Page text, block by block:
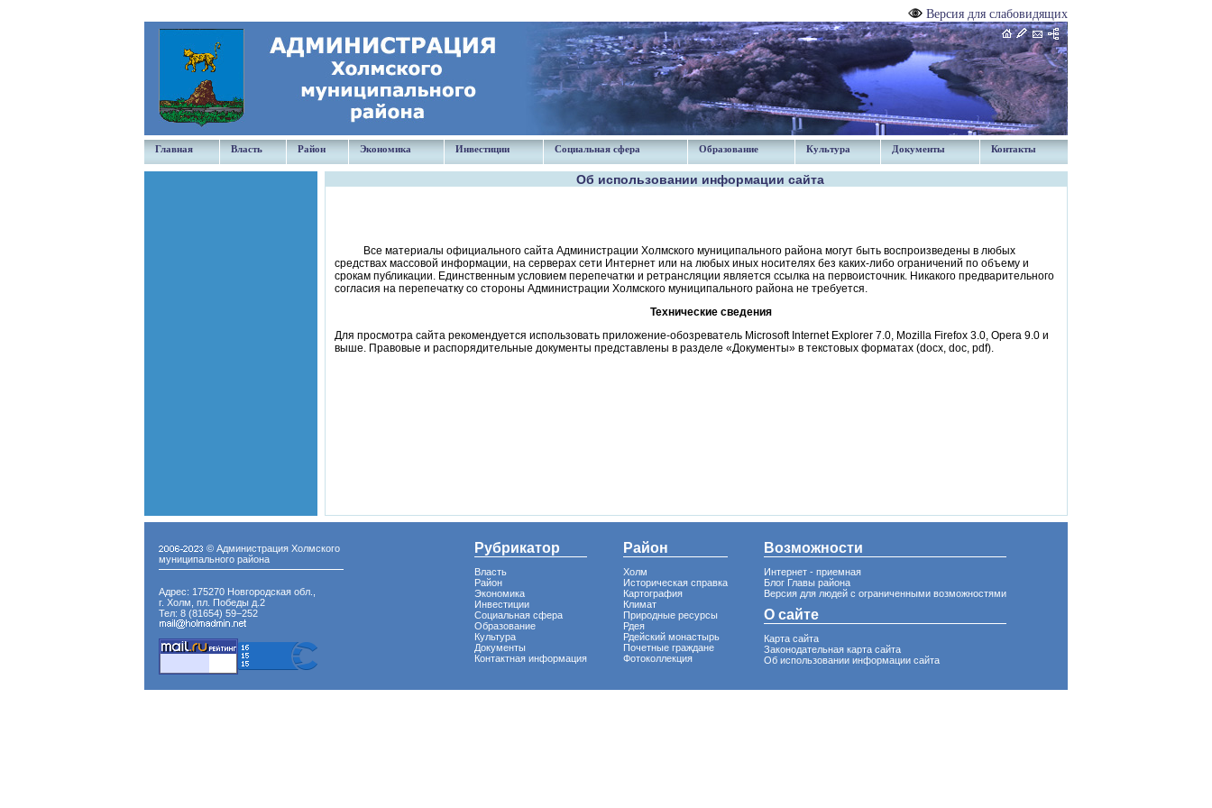
Версия для слабовидящих
Главная Власть Район Экономика Инвестиции Социальная сфера Образование Культура Документы Контакты
Об использовании информации сайта
Все материалы официального сайта Администрации Холмского муниципального района могут быть воспроизведены в любых
средствах массовой информации, на серверах сети Интернет или на любых иных носителях без каких-либо ограничений по объему и
срокам публикации. Единственным условием перепечатки и ретрансляции является ссылка на первоисточник. Никакого предварительного
согласия на перепечатку со стороны Администрации Холмского муниципального района не требуется.
Технические сведения
Для просмотра сайта рекомендуется использовать приложение-обозреватель Microsoft Internet Explorer 7.0, Mozilla Firefox 3.0, Opera 9.0 и
выше. Правовые и распорядительные документы представлены в разделе «Документы» в текстовых форматах (docx, doc, pdf).
© Администрация Холмского
муниципального района
Адрес: 175270 Новгородская обл.,
г. Холм, пл. Победы д.2
Тел: 8 (81654) 59−252
Рубрикатор
Власть
Район
Экономика
Инвестиции
Социальная сфера
Образование
Культура
Документы
Контактная информация
Район
Холм
Историческая справка
Картография
Климат
Природные ресурсы
Рдея
Рдейский монастырь
Почетные граждане
Фотоколлекция
Возможности
Интернет - приемная
Блог Главы района
Версия для людей с ограниченными возможностями
О сайте
Карта сайта
Законодательная карта сайта
Об использовании информации сайта